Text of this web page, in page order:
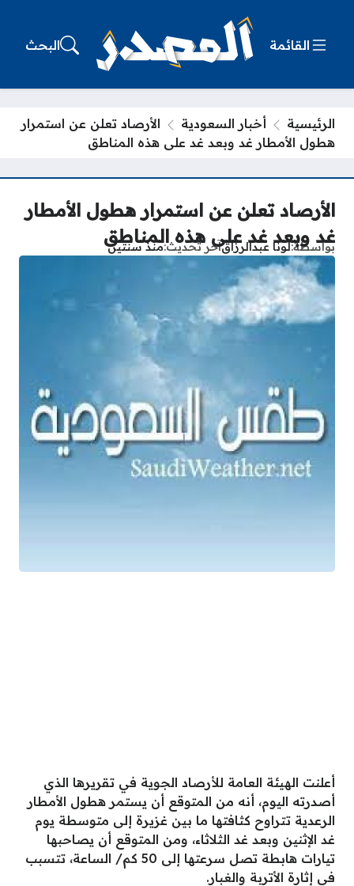
القائمة البحث
الرئيسية أخبار السعودية
الأرصاد تعلن عن استمرار
هطول الأمطار غد وبعد غد على هذه المناطق
الأرصاد تعلن عن استمرار هطول الأمطار
غد وبعد غد على هذه المناطق
بواسطةلونا عبدالرزاقآخر تحديثمنذ سنتين
أعلنت الهيئة العامة للأرصاد الجوية في تقريرها الذي
أصدرته اليوم، أنه من المتوقع أن يستمر هطول الأمطار
الرعدية تتراوح كثافتها ما بين غزيرة إلى متوسطة يوم
غد الإثنين وبعد غد الثلاثاء، ومن المتوقع أن يصاحبها
تيارات هابطة تصل سرعتها إلى 50 كم/ الساعة، تتسبب
في إثارة الأتربة والغبار.